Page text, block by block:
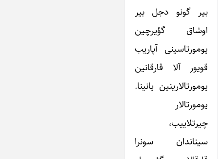
بیر گونو دجل بیر
اوشاق گؤیرچین
یومورتاسینی آپاریب
قویور آلا قارقانین
یومورتالارینین یانینا.
یومورتالار
چیرتلاییب،
سیناندان سونرا